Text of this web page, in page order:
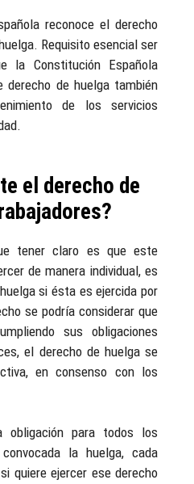
reconoce el derecho
Requisito esencial ser
la Constitución Española
derecho de huelga también
de los servicios
el derecho de
tener claro es que este
de manera individual, es
si ésta es ejercida por
se podría considerar que
sus obligaciones
el derecho de huelga se
en consenso con los
obligación para todos los
la huelga, cada
quiere ejercer ese derecho